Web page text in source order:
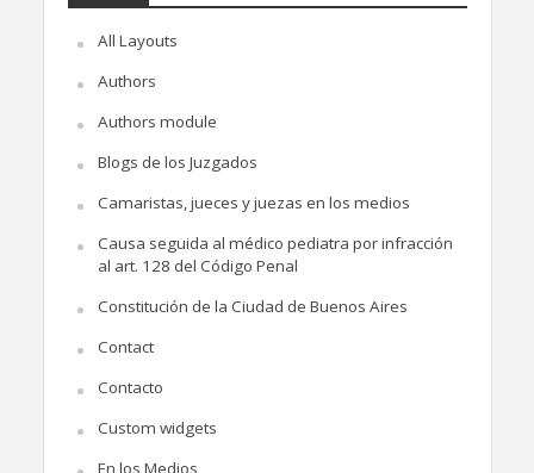
All Layouts
Authors
Authors module
Blogs de los Juzgados
Camaristas, jueces y juezas en los medios
Causa seguida al médico pediatra por infracción
al art. 128 del Código Penal
Constitución de la Ciudad de Buenos Aires
Contact
Contacto
Custom widgets
En los Medios